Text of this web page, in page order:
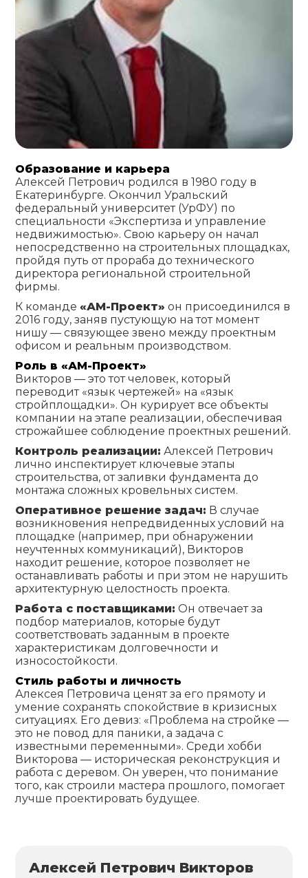
Образование и карьера
Алексей Петрович родился в 1980 году в
Екатеринбурге. Окончил Уральский
федеральный университет (УрФУ) по
специальности «Экспертиза и управление
недвижимостью». Свою карьеру он начал
непосредственно на строительных площадках,
пройдя путь от прораба до технического
директора региональной строительной
фирмы.
К команде«АМ-Проект» он присоединился в
2016 году, заняв пустующую на тот момент
нишу — связующее звено между проектным
офисом и реальным производством.
Роль в «АМ-Проект»
Викторов — это тот человек, который
переводит «язык чертежей» на «язык
стройплощадки». Он курирует все объекты
компании на этапе реализации, обеспечивая
строжайшее соблюдение проектных решений.
Контроль реализации: Алексей Петрович
лично инспектирует ключевые этапы
строительства, от заливки фундамента до
монтажа сложных кровельных систем.
Оперативное решение задач: В случае
возникновения непредвиденных условий на
площадке (например, при обнаружении
неучтенных коммуникаций), Викторов
находит решение, которое позволяет не
останавливать работы и при этом не нарушить
архитектурную целостность проекта.
Работа с поставщиками: Он отвечает за
подбор материалов, которые будут
соответствовать заданным в проекте
характеристикам долговечности и
износостойкости.
Стиль работы и личность
Алексея Петровича ценят за его прямоту и
умение сохранять спокойствие в кризисных
ситуациях. Его девиз: «Проблема на стройке —
это не повод для паники, а задача с
известными переменными». Среди хобби
Викторова — историческая реконструкция и
работа с деревом. Он уверен, что понимание
того, как строили мастера прошлого, помогает
лучше проектировать будущее.
Алексей Петрович Викторов